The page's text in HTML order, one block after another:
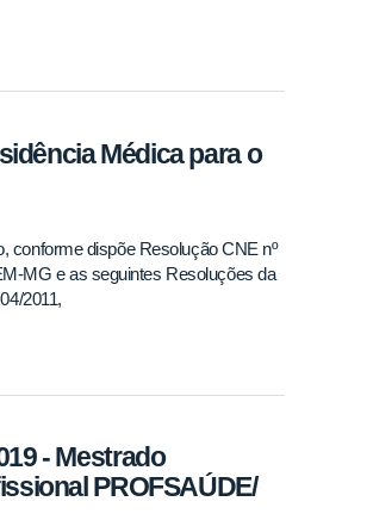
Médica para o
conforme dispõe Resolução CNE nº
MG e as seguintes Resoluções da
2011,
- Mestrado
PROFSAÚDE/